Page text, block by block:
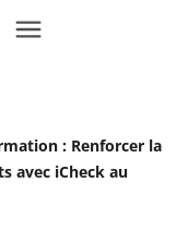
: Renforcer la
avec iCheck au